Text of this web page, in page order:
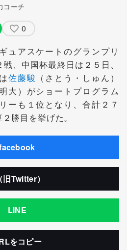
ーチ
0
ュアスケートのグランプリ
戦、中国杯最終日は２５日、
佐藤駿 （さとう・しゅん）
大）がショートプログラム
ーも１位となり、合計２７
勝目を挙げた。
旧Twitter）
LINE
をコピー